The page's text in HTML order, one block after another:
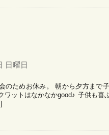
日曜日
のためお休み。 朝から夕方まで
ワットはなかなかgood♪ 子供も喜